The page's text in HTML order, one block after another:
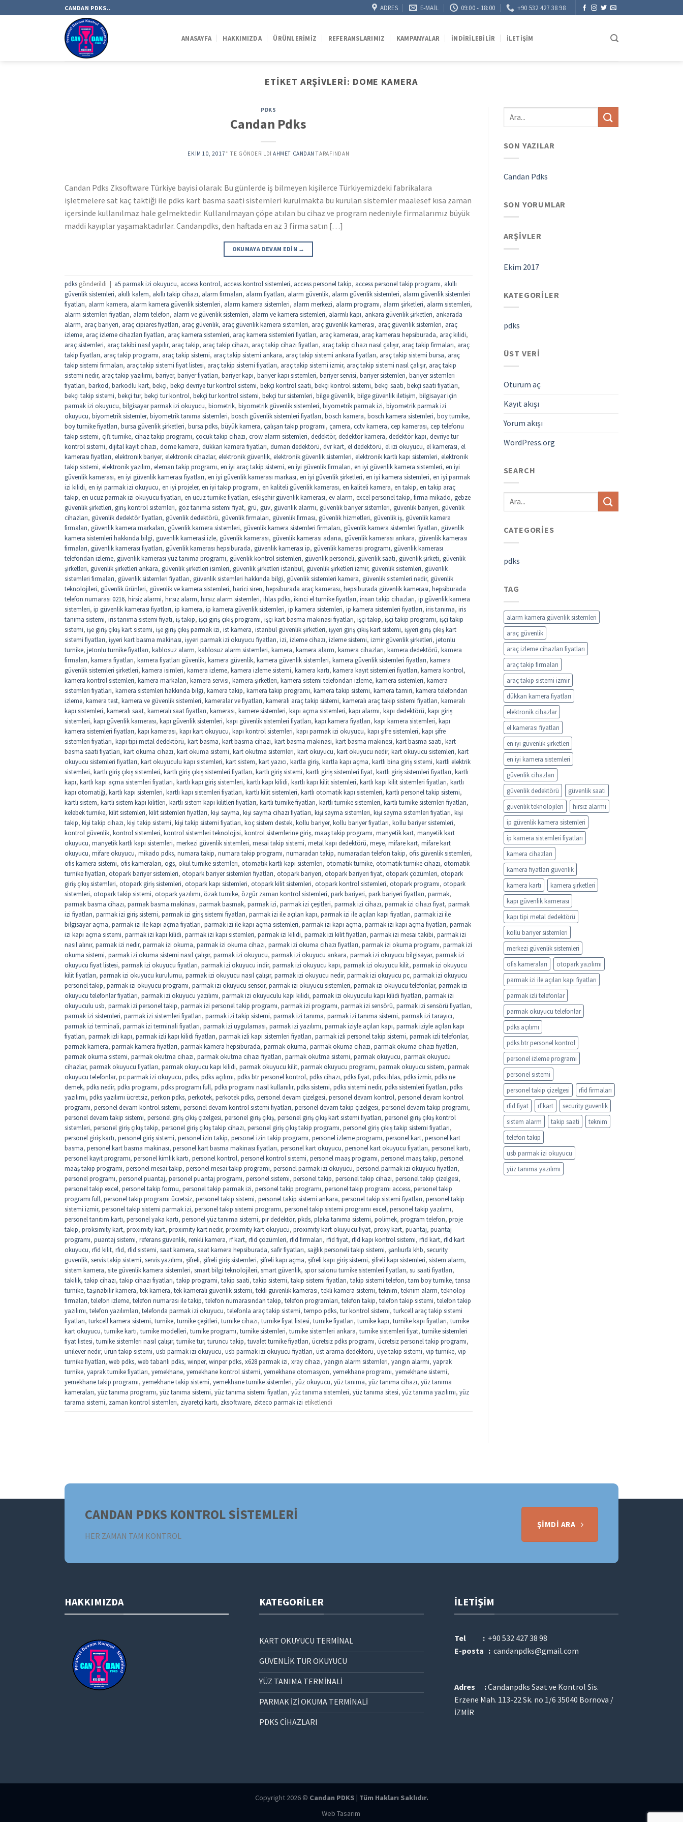
to
CANDAN PDKS.. ADRES E-MAIL 09:00 - 18:00 +90 532 427 38 98
ANASAYFA HAKKIMIZDA ÜRÜNLERIMIZ REFERANSLARIMIZ KAMPANYALAR İNDIRILEBILIR İLETIŞIM
ETIKET ARŞIVLERI: DOME KAMERA
PDKS
Candan Pdks
EKIM 10, 2017’' TE GÖNDERILDI AHMET CANDAN TARAFINDAN
Candan Pdks Zksoftware Türkiye bayisi olarak: Bu günlerde iş bilmeyen kişilerce Türkiyemizdeki fabrikalara
işletmelere sat kaç taktiği ile pdks kart basma saati sistemleri kurulmakta bu kurulan sistemler maalesef kısa zaman
içersinde kullanılmaz hale gelmektedir. Kullanılmayan çöpe atılan bu cihaz ve program nedeniyle firmalarımız büyük
maddi kayıplar yaşamaktadırlar. Candanpdks, den haftada en az 3 firma satın […]
OKUMAYA DEVAM EDIN →
pdks gönderildi | a5 parmak izi okuyucu, access kontrol, access kontrol sistemleri, access personel takip, access personel takip programı, akıllı
güvenlik sistemleri, akıllı kalem, akıllı takip cihazı, alarm firmaları, alarm fiyatları, alarm güvenlik, alarm güvenlik sistemleri, alarm güvenlik sistemleri
fiyatları, alarm kamera, alarm kamera güvenlik sistemleri, alarm kamera sistemleri, alarm merkezi, alarm programı, alarm şirketleri, alarm sistemleri,
alarm sistemleri fiyatları, alarm telefon, alarm ve güvenlik sistemleri, alarm ve kamera sistemleri, alarmlı kapı, ankara güvenlik şirketleri, ankarada
alarm, araç bariyeri, araç cipiares fiyatları, araç güvenlik, araç güvenlik kamera sistemleri, araç güvenlik kamerası, araç güvenlik sistemleri, araç
izleme, araç izleme cihazları fiyatları, araç kamera sistemleri, araç kamera sistemleri fiyatları, araç kamerası, araç kamerası hepsiburada, araç kilidi,
araç sistemleri, araç takibi nasıl yapılır, araç takip, araç takip cihazı, araç takip cihazı fiyatları, araç takip cihazı nasıl çalışır, araç takip firmaları, araç
takip fiyatları, araç takip programı, araç takip sistemi, araç takip sistemi ankara, araç takip sistemi ankara fiyatları, araç takip sistemi bursa, araç
takip sistemi firmaları, araç takip sistemi fiyat listesi, araç takip sistemi fiyatları, araç takip sistemi izmir, araç takip sistemi nasıl çalışır, araç takip
sistemi nedir, araç takip yazılımı, bariyer, bariyer fiyatları, bariyer kapı, bariyer kapı sistemleri, bariyer servisi, bariyer sistemleri, bariyer sistemleri
fiyatları, barkod, barkodlu kart, bekçi, bekçi devriye tur kontrol sistemi, bekçi kontrol saati, bekçi kontrol sistemi, bekçi saati, bekçi saati fiyatları,
bekçi takip sistemi, bekçi tur, bekçi tur kontrol, bekçi tur kontrol sistemi, bekçi tur sistemleri, bilge güvenlik, bilge güvenlik iletişim, bilgisayar için
parmak izi okuyucu, bilgisayar parmak izi okuyucu, biometrik, biyometrik güvenlik sistemleri, biyometrik parmak izi, biyometrik parmak izi
okuyucu, biyometrik sistemler, biyometrik tanıma sistemleri, bosch güvenlik sistemleri fiyatları, bosch kamera, bosch kamera sistemleri, boy turnike,
boy turnike fiyatları, bursa güvenlik şirketleri, bursa pdks, büyük kamera, çalışan takip programı, çamera, cctv kamera, cep kamerası, cep telefonu
takip sistemi, çift turnike, cihaz takip programı, çocuk takip cihazı, crow alarm sistemleri, dedektör, dedektör kamera, dedektör kapı, devriye tur
kontrol sistemi, dijital kayıt cihazı, dome kamera, dükkan kamera fiyatları, duman dedektörü, dvr kart, el dedektörü, el izi okuyucu, el kamerası, el
kamerası fiyatları, elektronik bariyer, elektronik cihazlar, elektronik güvenlik, elektronik güvenlik sistemleri, elektronik kartlı kapı sistemleri, elektronik
takip sistemi, elektronik yazılım, eleman takip programı, en iyi araç takip sistemi, en iyi güvenlik firmaları, en iyi güvenlik kamera sistemleri, en iyi
güvenlik kamerası, en iyi güvenlik kamerası fiyatları, en iyi güvenlik kamerası markası, en iyi güvenlik şirketleri, en iyi kamera sistemleri, en iyi parmak
izi kilidi, en iyi parmak izi okuyucu, en iyi projeler, en iyi takip programı, en kaliteli güvenlik kamerası, en kaliteli kamera, en takip, en takip araç
takip, en ucuz parmak izi okuyucu fiyatları, en ucuz turnike fiyatları, eskişehir güvenlik kamerası, ev alarm, excel personel takip, firma mikado, gebze
güvenlik şirketleri, giriş kontrol sistemleri, göz tanıma sistemi fiyat, grü, güv, güvenlik alarmı, güvenlik bariyer sistemleri, güvenlik bariyeri, güvenlik
cihazları, güvenlik dedektör fiyatları, güvenlik dedektörü, güvenlik firmaları, güvenlik firması, güvenlik hizmetleri, güvenlik iş, güvenlik kamera
firmaları, güvenlik kamera markaları, güvenlik kamera sistemleri, güvenlik kamera sistemleri firmaları, güvenlik kamera sistemleri fiyatları, güvenlik
kamera sistemleri hakkında bilgi, guvenlik kamerasi izle, güvenlik kamerası, güvenlik kamerası adana, güvenlik kamerası ankara, güvenlik kamerası
firmaları, güvenlik kamerası fiyatları, güvenlik kamerası hepsiburada, güvenlik kamerası ip, güvenlik kamerası programı, güvenlik kamerası
telefondan izleme, güvenlik kamerası yüz tanıma programı, güvenlik kontrol sistemleri, güvenlik personeli, güvenlik saati, güvenlik şirketi, güvenlik
şirketleri, güvenlik şirketleri ankara, güvenlik şirketleri isimleri, güvenlik şirketleri istanbul, güvenlik şirketleri izmir, güvenlik sistemleri, güvenlik
sistemleri firmaları, güvenlik sistemleri fiyatları, güvenlik sistemleri hakkında bilgi, güvenlik sistemleri kamera, güvenlik sistemleri nedir, güvenlik
teknolojileri, güvenlik ürünleri, güvenlik ve kamera sistemleri, harici siren, hepsiburada araç kamerası, hepsiburada güvenlik kamerası, hepsiburada
telefon numarası 0216, hirsiz alarmi, hırsız alarm, hırsız alarm sistemleri, ihlas pdks, ikinci el turnike fiyatları, insan takip cihazları, ip güvenlik kamera
sistemleri, ip güvenlik kamerası fiyatları, ip kamera, ip kamera güvenlik sistemleri, ip kamera sistemleri, ip kamera sistemleri fiyatları, iris tanıma, iris
tanıma sistemi, iris tanıma sistemi fiyatı, iş takip, işçi giriş çıkış programı, işçi kart basma makinası fiyatları, işçi takip, işçi takip programı, işçi takip
sistemi, işe giriş çıkış kart sistemi, işe giriş çıkış parmak izi, ist kamera, istanbul güvenlik şirketleri, işyeri giriş çıkış kart sistemi, işyeri giriş çıkış kart
sistemi fiyatları, işyeri kart basma makinası, işyeri parmak izi okuyucu fiyatları, izi, izleme cihazı, izleme sistemi, izmir güvenlik şirketleri, jetonlu
turnike, jetonlu turnike fiyatları, kablosuz alarm, kablosuz alarm sistemleri, kamera, kamera alarm, kamera cihazları, kamera dedektörü, kamera
firmaları, kamera fiyatları, kamera fiyatları güvenlik, kamera güvenlik, kamera güvenlik sistemleri, kamera güvenlik sistemleri fiyatları, kamera
güvenlik sistemleri şirketleri, kamera isimleri, kamera izleme, kamera izleme sistemi, kamera kartı, kamera kayıt sistemleri fiyatları, kamera kontrol,
kamera kontrol sistemleri, kamera markaları, kamera servisi, kamera şirketleri, kamera sistemi telefondan izleme, kamera sistemleri, kamera
sistemleri fiyatları, kamera sistemleri hakkında bilgi, kamera takip, kamera takip programı, kamera takip sistemi, kamera tamiri, kamera telefondan
izleme, kamera test, kamera ve güvenlik sistemleri, kameralar ve fiyatları, kameralı araç takip sistemi, kameralı araç takip sistemi fiyatları, kameralı
kapı sistemleri, kameralı saat, kameralı saat fiyatları, kamerası, kamere sistemleri, kapı açma sistemleri, kapı alarmı, kapı dedektörü, kapı giriş
sistemleri, kapı güvenlik kamerası, kapı güvenlik sistemleri, kapı güvenlik sistemleri fiyatları, kapı kamera fiyatları, kapı kamera sistemleri, kapı
kamera sistemleri fiyatları, kapı kamerası, kapı kart okuyucu, kapı kontrol sistemleri, kapı parmak izi okuyucu, kapı şifre sistemleri, kapı şifre
sistemleri fiyatları, kapı tipi metal dedektörü, kart basma, kart basma cihazı, kart basma makinası, kart basma makinesi, kart basma saati, kart
basma saati fiyatları, kart okuma cihazı, kart okuma sistemi, kart okutma sistemleri, kart okuyucu, kart okuyucu nedir, kart okuyucu sistemleri, kart
okuyucu sistemleri fiyatları, kart okuyuculu kapı sistemleri, kart sistem, kart yazıcı, kartla giriş, kartla kapı açma, kartlı bina giriş sistemi, kartlı elektrik
sistemleri, kartlı giriş çıkış sistemleri, kartlı giriş çıkış sistemleri fiyatları, kartlı giriş sistemi, kartlı giriş sistemleri fiyat, kartlı giriş sistemleri fiyatları, kartlı
kapı, kartlı kapı açma sistemleri fiyatları, kartlı kapı giriş sistemleri, kartlı kapı kilidi, kartlı kapı kilit sistemleri, kartlı kapı kilit sistemleri fiyatları, kartlı
kapı otomatiği, kartlı kapı sistemleri, kartlı kapı sistemleri fiyatları, kartlı kilit sistemleri, kartlı otomatik kapı sistemleri, kartlı personel takip sistemi,
kartlı sistem, kartlı sistem kapı kilitleri, kartlı sistem kapı kilitleri fiyatları, kartlı turnike fiyatları, kartlı turnike sistemleri, kartlı turnike sistemleri fiyatları,
kelebek turnike, kilit sistemleri, kilit sistemleri fiyatları, kişi sayma, kişi sayma cihazı fiyatları, kişi sayma sistemleri, kişi sayma sistemleri fiyatları, kişi
takip, kişi takip cihazı, kişi takip sistemi, kişi takip sistemi fiyatları, koç sistem destek, kollu bariyer, kollu bariyer fiyatları, kollu bariyer sistemleri,
kontrol güvenlik, kontrol sistemleri, kontrol sistemleri teknolojisi, kontrol sistemlerine giriş, maaş takip programı, manyetik kart, manyetik kart
okuyucu, manyetik kartlı kapı sistemleri, merkezi güvenlik sistemleri, mesai takip sistemi, metal kapı dedektörü, meye, mifare kart, mifare kart
okuyucu, mifare okuyucu, mikado pdks, numara takip, numara takip programı, numaradan takip, numaradan telefon takip, ofis güvenlik sistemleri,
ofis kamera sistemi, ofis kameraları, ogs, okul turnike sistemleri, otomatik kartlı kapı sistemleri, otomatik turnike, otomatik turnike cihazı, otomatik
turnike fiyatları, otopark bariyer sistemleri, otopark bariyer sistemleri fiyatları, otopark bariyeri, otopark bariyeri fiyat, otopark çözümleri, otopark
giriş çıkış sistemleri, otopark giriş sistemleri, otopark kapı sistemleri, otopark kilit sistemleri, otopark kontrol sistemleri, otopark programı, otopark
sistemleri, otopark takip sistemi, otopark yazılımı, özak turnike, özgür zaman kontrol sistemleri, park bariyeri, park bariyeri fiyatları, parmak,
parmak basma cihazı, parmak basma makinası, parmak basmak, parmak izi, parmak izi çeşitleri, parmak izi cihazı, parmak izi cihazı fiyat, parmak
izi fiyatları, parmak izi giriş sistemi, parmak izi giriş sistemi fiyatları, parmak izi ile açılan kapı, parmak izi ile açılan kapı fiyatları, parmak izi ile
bilgisayar açma, parmak izi ile kapı açma fiyatları, parmak izi ile kapı açma sistemleri, parmak izi kapı açma, parmak izi kapı açma fiyatları, parmak
izi kapı açma sistemi, parmak izi kapı kilidi, parmak izi kapı sistemleri, parmak izi kilidi, parmak izi kilit fiyatları, parmak izi mesai takibi, parmak izi
nasıl alınır, parmak izi nedir, parmak izi okuma, parmak izi okuma cihazı, parmak izi okuma cihazı fiyatları, parmak izi okuma programı, parmak izi
okuma sistemi, parmak izi okuma sistemi nasıl çalışır, parmak izi okuyucu, parmak izi okuyucu ankara, parmak izi okuyucu bilgisayar, parmak izi
okuyucu fiyat listesi, parmak izi okuyucu fiyatları, parmak izi okuyucu indir, parmak izi okuyucu kapı, parmak izi okuyucu kilit, parmak izi okuyucu
kilit fiyatları, parmak izi okuyucu kurulumu, parmak izi okuyucu nasıl çalışır, parmak izi okuyucu nedir, parmak izi okuyucu pc, parmak izi okuyucu
personel takip, parmak izi okuyucu programı, parmak izi okuyucu sensör, parmak izi okuyucu sistemleri, parmak izi okuyucu telefonlar, parmak izi
okuyucu telefonlar fiyatları, parmak izi okuyucu yazılımı, parmak izi okuyuculu kapı kilidi, parmak izi okuyuculu kapı kilidi fiyatları, parmak izi
okuyuculu usb, parmak izi personel takip, parmak izi personel takip programı, parmak izi programı, parmak izi sensörü, parmak izi sensörü fiyatları,
parmak izi sistemleri, parmak izi sistemleri fiyatları, parmak izi takip sistemi, parmak izi tanıma, parmak izi tanıma sistemi, parmak izi tarayıcı,
parmak izi terminali, parmak izi terminali fiyatları, parmak izi uygulaması, parmak izi yazılımı, parmak iziyle açılan kapı, parmak iziyle açılan kapı
fiyatları, parmak izli kapı, parmak izli kapı kilidi fiyatları, parmak izli kapı sistemleri fiyatları, parmak izli personel takip sistemi, parmak izli telefonlar,
parmak kamera, parmak kamera fiyatları, parmak kamera hepsiburada, parmak okuma, parmak okuma cihazı, parmak okuma cihazı fiyatları,
parmak okuma sistemi, parmak okutma cihazı, parmak okutma cihazı fiyatları, parmak okutma sistemi, parmak okuyucu, parmak okuyucu
cihazlar, parmak okuyucu fiyatları, parmak okuyucu kapı kilidi, parmak okuyucu kilit, parmak okuyucu programı, parmak okuyucu sistem, parmak
okuyucu telefonlar, pc parmak izi okuyucu, pdks, pdks açılımı, pdks btr personel kontrol, pdks cihazı, pdks fiyat, pdks ihlas, pdks izmir, pdks ne
demek, pdks nedir, pdks programı, pdks programı full, pdks programı nasıl kullanılır, pdks sistemi, pdks sistemi nedir, pdks sistemleri fiyatları, pdks
yazılımı, pdks yazılımı ücretsiz, perkon pdks, perkotek, perkotek pdks, personel devam çizelgesi, personel devam kontrol, personel devam kontrol
programı, personel devam kontrol sistemi, personel devam kontrol sistemi fiyatları, personel devam takip çizelgesi, personel devam takip programı,
personel devam takip sistemi, personel giriş çikiş çizelgesi, personel giriş çıkış, personel giriş çıkış kart sistemi fiyatları, personel giriş çıkış kontrol
sistemleri, personel giriş çıkış takip, personel giriş çıkış takip cihazı, personel giriş çıkış takip programı, personel giriş çıkış takip sistemi fiyatları,
personel giriş kartı, personel giriş sistemi, personel izin takip, personel izin takip programı, personel izleme programı, personel kart, personel kart
basma, personel kart basma makinası, personel kart basma makinası fiyatları, personel kart okuyucu, personel kart okuyucu fiyatları, personel kartı,
personel kayıt programı, personel kimlik kartı, personel kontrol, personel kontrol sistemi, personel maaş programı, personel maaş takip, personel
maaş takip programı, personel mesai takip, personel mesai takip programı, personel parmak izi okuyucu, personel parmak izi okuyucu fiyatları,
personel programı, personel puantaj, personel puantaj programı, personel sistemi, personel takip, personel takip cihazı, personel takip çizelgesi,
personel takip excel, personel takip formu, personel takip parmak izi, personel takip programı, personel takip programı access, personel takip
programı full, personel takip programı ücretsiz, personel takip sistemi, personel takip sistemi ankara, personel takip sistemi fiyatları, personel takip
sistemi izmir, personel takip sistemi parmak izi, personel takip sistemi programı, personel takip sistemi programı excel, personel takip yazılımı,
personel tanıtım kartı, personel yaka kartı, personel yüz tanıma sistemi, pır dedektör, pkds, plaka tanıma sistemi, polimek, program telefon, proje
takip, proksimity kart, proximity kart, proximity kart nedir, proximity kart okuyucu, proximity kart okuyucu fiyat, proxy kart, puantaj, puantaj
programı, puantaj sistemi, referans güvenlik, renkli kamera, rf kart, rfid çözümleri, rfid firmaları, rfid fiyat, rfid kapı kontrol sistemi, rfid kart, rfid kart
okuyucu, rfid kilit, rfıd, rfıd sistemi, saat kamera, saat kamera hepsiburada, safir fiyatları, sağlık personeli takip sistemi, şanlıurfa khb, security
guvenlik, servis takip sistemi, servis yazılımı, şifreli, şifreli giriş sistemleri, şifreli kapı açma, şifreli kapı giriş sistemi, şifreli kapı sistemleri, sistem alarm,
sistem kamera, site güvenlik kamera sistemleri, smart bilgi teknolojileri, smart güvenlik, spor salonu turnike sistemleri fiyatları, su saati fiyatları,
takilik, takip cihazı, takip cihazı fiyatları, takip programi, takip saati, takip sistemi, takip sistemi fiyatları, takip sistemi telefon, tam boy turnike, tansa
turnike, taşınabilir kamera, tek kamera, tek kameralı güvenlik sistemi, tekli güvenlik kamerası, tekli kamera sistemi, teknim, teknim alarm, teknoloji
firmaları, telefon izleme, telefon numarası ile takip, telefon numarasından takip, telefon programlari, telefon takip, telefon takip sistemi, telefon takip
yazılımı, telefon yazılımları, telefonda parmak izi okuyucu, telefonla araç takip sistemi, tempo pdks, tur kontrol sistemi, turkcell araç takip sistemi
fiyatları, turkcell kamera sistemi, turnike, turnike çeşitleri, turnike cihazı, turnike fiyat listesi, turnike fiyatları, turnike kapı, turnike kapı fiyatları, turnike
kart okuyucu, turnike kartı, turnike modelleri, turnike programı, turnike sistemleri, turnike sistemleri ankara, turnike sistemleri fiyat, turnike sistemleri
fiyat listesi, turnike sistemleri nasıl çalışır, turnike tur, turuncu takip, tuvalet turnike fiyatları, ücretsiz pdks programı, ücretsiz personel takip programı,
unilever nedir, ürün takip sistemi, usb parmak izi okuyucu, usb parmak izi okuyucu fiyatları, üst arama dedektörü, üye takip sistemi, vip turnike, vip
turnike fiyatları, web pdks, web tabanlı pdks, winper, winper pdks, x628 parmak izi, xray cihazı, yangın alarm sistemleri, yangın alarmı, yaprak
turnike, yaprak turnike fiyatları, yemekhane, yemekhane kontrol sistemi, yemekhane otomasyon, yemekhane programı, yemekhane sistemi,
yemekhane takip programı, yemekhane takip sistemi, yemekhane turnike sistemleri, yüz okuyucu, yüz tanıma, yüz tanıma cihazı, yüz tanıma
kameraları, yüz tanıma programı, yüz tanıma sistemi, yüz tanıma sistemi fiyatları, yüz tanıma sistemleri, yüz tanıma sitesi, yüz tanıma yazılımı, yüz
tarama sistemi, zaman kontrol sistemleri, ziyaretçi kartı, zksoftware, zkteco parmak izi etiketlendi
SON YAZILAR
Candan Pdks
SON YORUMLAR
ARŞIVLER
Ekim 2017
KATEGORILER
pdks
ÜST VERI
Oturum aç
Kayıt akışı
Yorum akışı
WordPress.org
SEARCH
CATEGORIES
pdks
TAG
alarm kamera güvenlik sistemleri
araç güvenlik
araç izleme cihazları fiyatları
araç takip firmaları
araç takip sistemi izmir
dükkan kamera fiyatları
elektronik cihazlar
el kamerası fiyatları
en iyi güvenlik şirketleri
en iyi kamera sistemleri
güvenlik cihazları
güvenlik dedektörü
güvenlik saati
güvenlik teknolojileri
hirsiz alarmi
ip güvenlik kamera sistemleri
ip kamera sistemleri fiyatları
kamera cihazları
kamera fiyatları güvenlik
kamera kartı
kamera şirketleri
kapı güvenlik kamerası
kapı tipi metal dedektörü
kollu bariyer sistemleri
merkezi güvenlik sistemleri
ofis kameraları
otopark yazılımı
parmak izi ile açılan kapı fiyatları
parmak izli telefonlar
parmak okuyucu telefonlar
pdks açılımı
pdks btr personel kontrol
personel izleme programı
personel sistemi
personel takip çizelgesi
rfid firmaları
rfid fiyat
rf kart
security guvenlik
sistem alarm
takip saati
teknim
telefon takip
usb parmak izi okuyucu
yüz tanıma yazılımı
CANDAN PDKS KONTROL SİSTEMLERİ
HER ZAMAN TAM KONTROL
ŞIMDI ARA
HAKKIMIZDA KATEGORILER
KART OKUYUCU TERMİNAL
GÜVENLİK TUR OKUYUCU
YÜZ TANIMA TERMİNALİ
PARMAK İZİ OKUMA TERMİNALİ
PDKS CİHAZLARI
İLETIŞIM
Tel : +90 532 427 38 98
E-posta : candanpdks@gmail.com
Adres :Candanpdks Saat ve Kontrol Sis.
Erzene Mah. 113-22 Sk. no 1/6 35040 Bornova /
İZMİR
Copyright 2026 © Candan PDKS | Tüm Hakları Saklıdır.
Web Tasarım